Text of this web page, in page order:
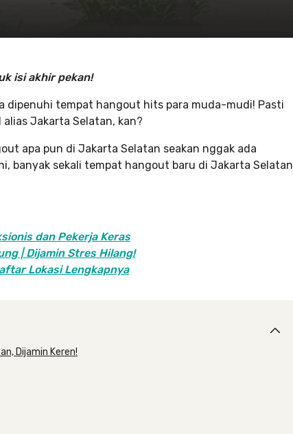
isi akhir pekan!
dipenuhi tempat hangout hits para muda-mudi! Pasti
Jakarta Selatan, kan?
apa pun di Jakarta Selatan seakan nggak ada
banyak sekali tempat hangout baru di Jakarta Selatan
dan Pekerja Keras
| Dijamin Stres Hilang!
Lokasi Lengkapnya
Dijamin Keren!